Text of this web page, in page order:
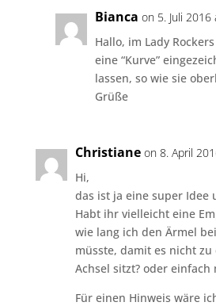
Bianca on 5. Juli 2016
Hallo, im Lady
eine “Kurve”
lassen, so wie sie
Grüße
Christiane on 8. April
Hi,
das ist ja eine super Idee
Habt ihr vielleicht eine
wie lang ich den Ärmel
müsste, damit es nicht
Achsel sitzt? oder einfach
Für einen Hinweis wäre